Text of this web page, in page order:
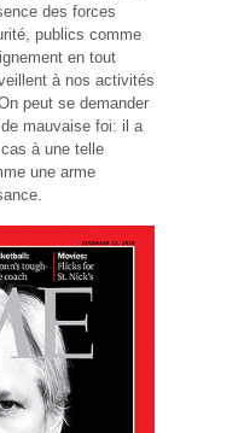
des forces
publics comme
en tout
à nos activités
peut se demander
mauvaise foi: il a
à une telle
une arme